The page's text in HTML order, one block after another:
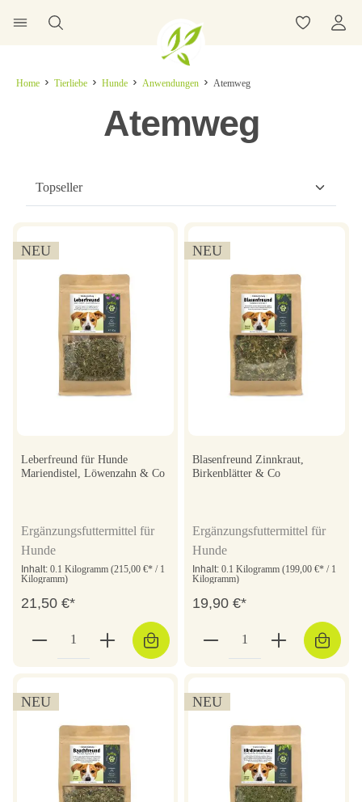
Home Tierliebe Hunde Anwendungen Atemweg
Atemweg
NEU
Leberfreund für Hunde
Mariendistel, Löwenzahn & Co
Ergänzungsfuttermittel für
Hunde
Inhalt: 0.1 Kilogramm (215,00 €* / 1
Kilogramm)
21,50 €*
NEU
Blasenfreund Zinnkraut,
Birkenblätter & Co
Ergänzungsfuttermittel für
Hunde
Inhalt: 0.1 Kilogramm (199,00 €* / 1
Kilogramm)
19,90 €*
NEU NEU